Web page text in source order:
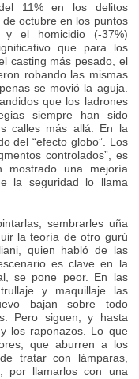
11% en los delitos
octubre en los puntos
el homicidio (-37%)
que para los
casting más pesado, el
robando las mismas
se movió la aguja.
que los ladrones
siempre han sido
calles más allá. En la
del “efecto globo”. Los
controlados”, es
una mejoría
la seguridad lo llama
sembrarles uña
la teoría de otro gurú
quien habló de las
es clave en la
se pone peor. En las
y maquillaje las
bajan sobre todo
Pero siguen, y hasta
los raponazos. Lo que
que aburren a los
tratar con lámparas,
por llamarlos con una